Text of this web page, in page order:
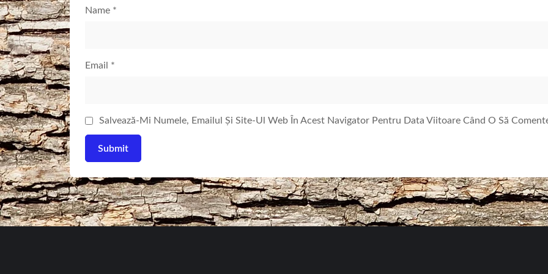
Name *
Email *
Salvează-Mi Numele, Emailul Și Site-Ul Web În Acest Navigator Pentru Data Viitoare Când O Să